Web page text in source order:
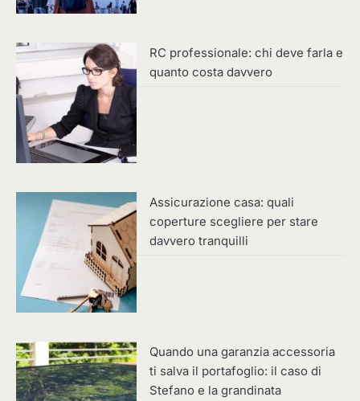
RC professionale: chi deve farla e
quanto costa davvero
Assicurazione casa: quali
coperture scegliere per stare
davvero tranquilli
Quando una garanzia accessoria
ti salva il portafoglio: il caso di
Stefano e la grandinata